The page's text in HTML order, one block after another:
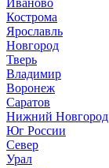
Иваново
Кострома
Ярославль
Новгород
Тверь
Владимир
Воронеж
Саратов
Нижний Новгород
Юг России
Север
Урал